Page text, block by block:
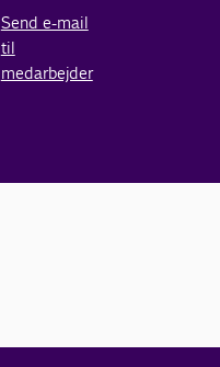
Send e-mail
til
medarbejder